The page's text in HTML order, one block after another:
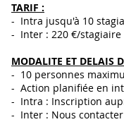
TARIF :
- Intra jusqu'à 10
- Inter : 220 €/stagiaire
MODALITE ET DELAIS
- 10 personnes
- Action planifiée en
- Intra : Inscription
- Inter : Nous